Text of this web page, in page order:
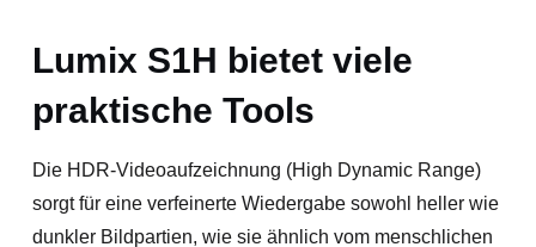
Lumix S1H bietet viele
praktische Tools
Die HDR-Videoaufzeichnung (High Dynamic Range)
sorgt für eine verfeinerte Wiedergabe sowohl heller wie
dunkler Bildpartien, wie sie ähnlich vom menschlichen